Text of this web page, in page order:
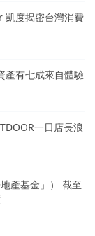
凱度揭密台灣消費
產有七成來自體驗
一日店長浪
產基金」） 截至